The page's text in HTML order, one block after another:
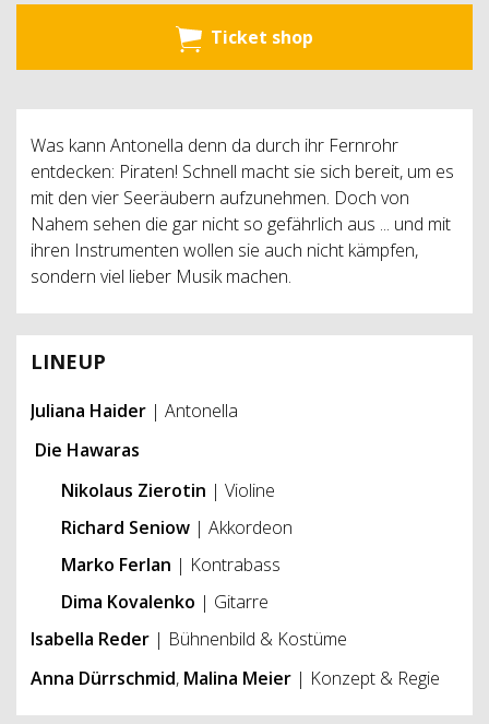
Ticket shop
Was kann Antonella denn da durch ihr Fernrohr
entdecken: Piraten! Schnell macht sie sich bereit, um es
mit den vier Seeräubern aufzunehmen. Doch von
Nahem sehen die gar nicht so gefährlich aus ... und mit
ihren Instrumenten wollen sie auch nicht kämpfen,
sondern viel lieber Musik machen.
LINEUP
Juliana Haider | Antonella
Die Hawaras
Nikolaus Zierotin | Violine
Richard Seniow | Akkordeon
Marko Ferlan | Kontrabass
Dima Kovalenko | Gitarre
Isabella Reder | Bühnenbild & Kostüme
Anna Dürrschmid, Malina Meier | Konzept & Regie